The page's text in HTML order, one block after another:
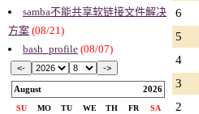
samba不能共享软链接文件解决
方案 (08/21)
bash_profile (08/07)
August 2026
SU MO TU WE TH FR SA
6
5
4
3
2